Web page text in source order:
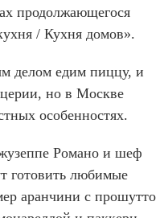
продолжающегося
/ Кухня домов».
делом едим пиццу, и
но в Москве
особенностях.
Романо и шеф
готовить любимые
аранчини с прошутто